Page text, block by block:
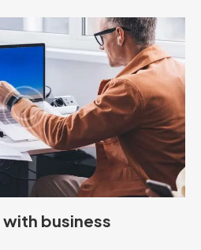
business